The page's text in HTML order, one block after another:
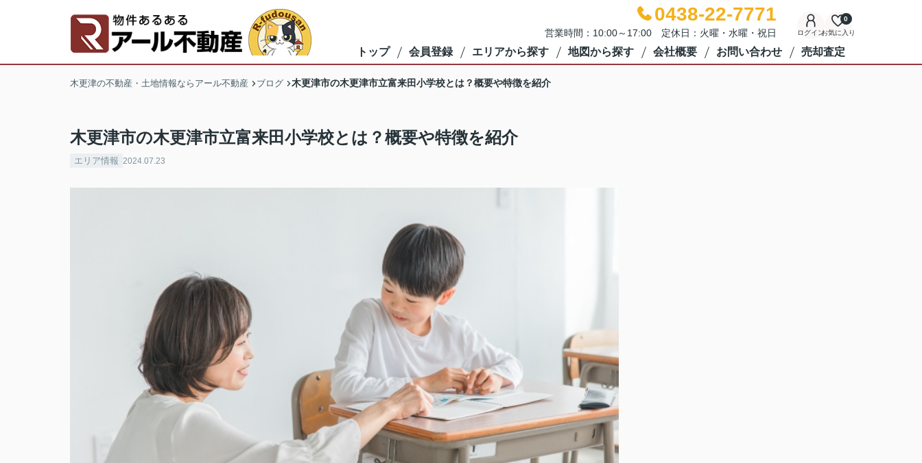
0438-22-7771
営業時間：10:00～17:00 定休日：火曜・水曜・祝日 ログインお気に入り
0
トップ 会員登録 エリアから探す 地図から探す 会社概要 お問い合わせ 売却査定
木更津の不動産・土地情報ならアール不動産 ブログ 木更津市の木更津市立富来田小学校とは？概要や特徴を紹介
木更津市の木更津市立富来田小学校とは？概要や特徴を紹介
エリア情報 2024.07.23